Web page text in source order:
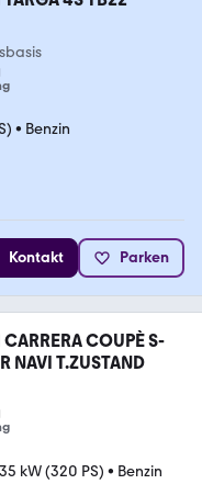
• Benzin
Kontakt Parken
COUPÈ S-
NAVI T.ZUSTAND
kW (320 PS) • Benzin